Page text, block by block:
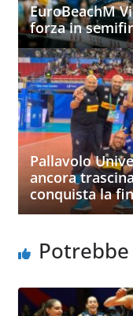
EuroBeachM
forza in
Pallavolo
ancora
conquista la